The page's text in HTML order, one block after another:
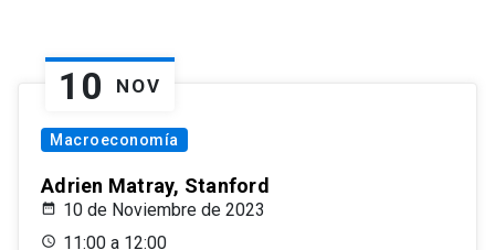
10 NOV
Macroeconomía
Adrien Matray, Stanford
10 de Noviembre de 2023
11:00 a 12:00